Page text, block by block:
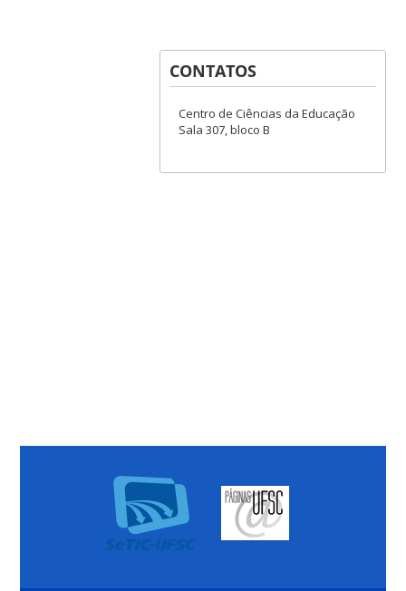
CONTATOS
Centro de Ciências da Educação
Sala 307, bloco B